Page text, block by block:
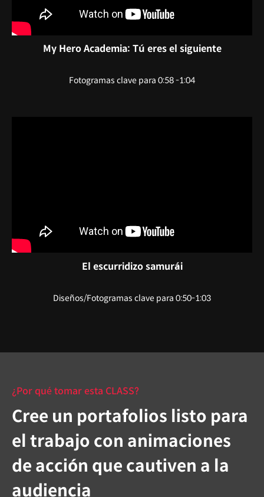
My Hero Academia: Tú eres el siguiente
Fotogramas clave para 0:58 -1:04
El escurridizo samurái
Diseños/Fotogramas clave para 0:50-1:03
¿Por qué tomar esta CLASS?
Cree un portafolios listo para
el trabajo con animaciones
de acción que cautiven a la
audiencia